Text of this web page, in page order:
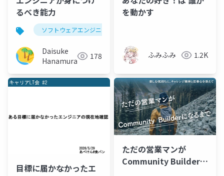
るべき能力
ソフトウェアエンジニア
Daisuke
Hanamura
178
を動かす
ふみふみ 1.2K
目標に届かなかったエ
ただの営業マンが
Community Builderに